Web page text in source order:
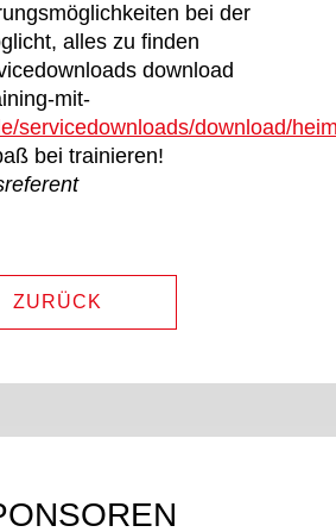
bei der
alles zu finden
download
mit-
servicedownloads/download/
bei trainieren!
ZURÜCK